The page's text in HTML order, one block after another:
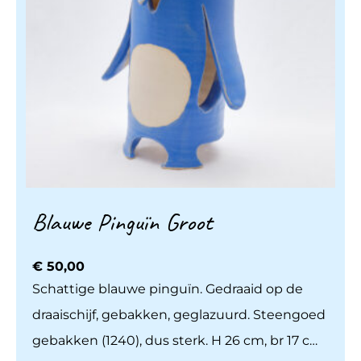
Blauwe Pinguïn Groot
€ 50,00
Schattige blauwe pinguïn. Gedraaid op de
draaischijf, gebakken, geglazuurd. Steengoed
gebakken (1240), dus sterk. H 26 cm, br 17 cm.